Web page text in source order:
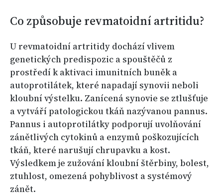
Co způsobuje revmatoidní artritidu?
U revmatoidní artritidy dochází vlivem
genetických predispozic a spouštěčů z
prostředí k aktivaci imunitních buněk a
autoprotilátek, které napadají synovii neboli
kloubní výstelku. Zanícená synovie se ztlušťuje
a vytváří patologickou tkáň nazývanou pannus.
Pannus i autoprotilátky podporují uvolňování
zánětlivých cytokinů a enzymů poškozujících
tkáň, které narušují chrupavku a kost.
Výsledkem je zužování kloubní štěrbiny, bolest,
ztuhlost, omezená pohyblivost a systémový
zánět.